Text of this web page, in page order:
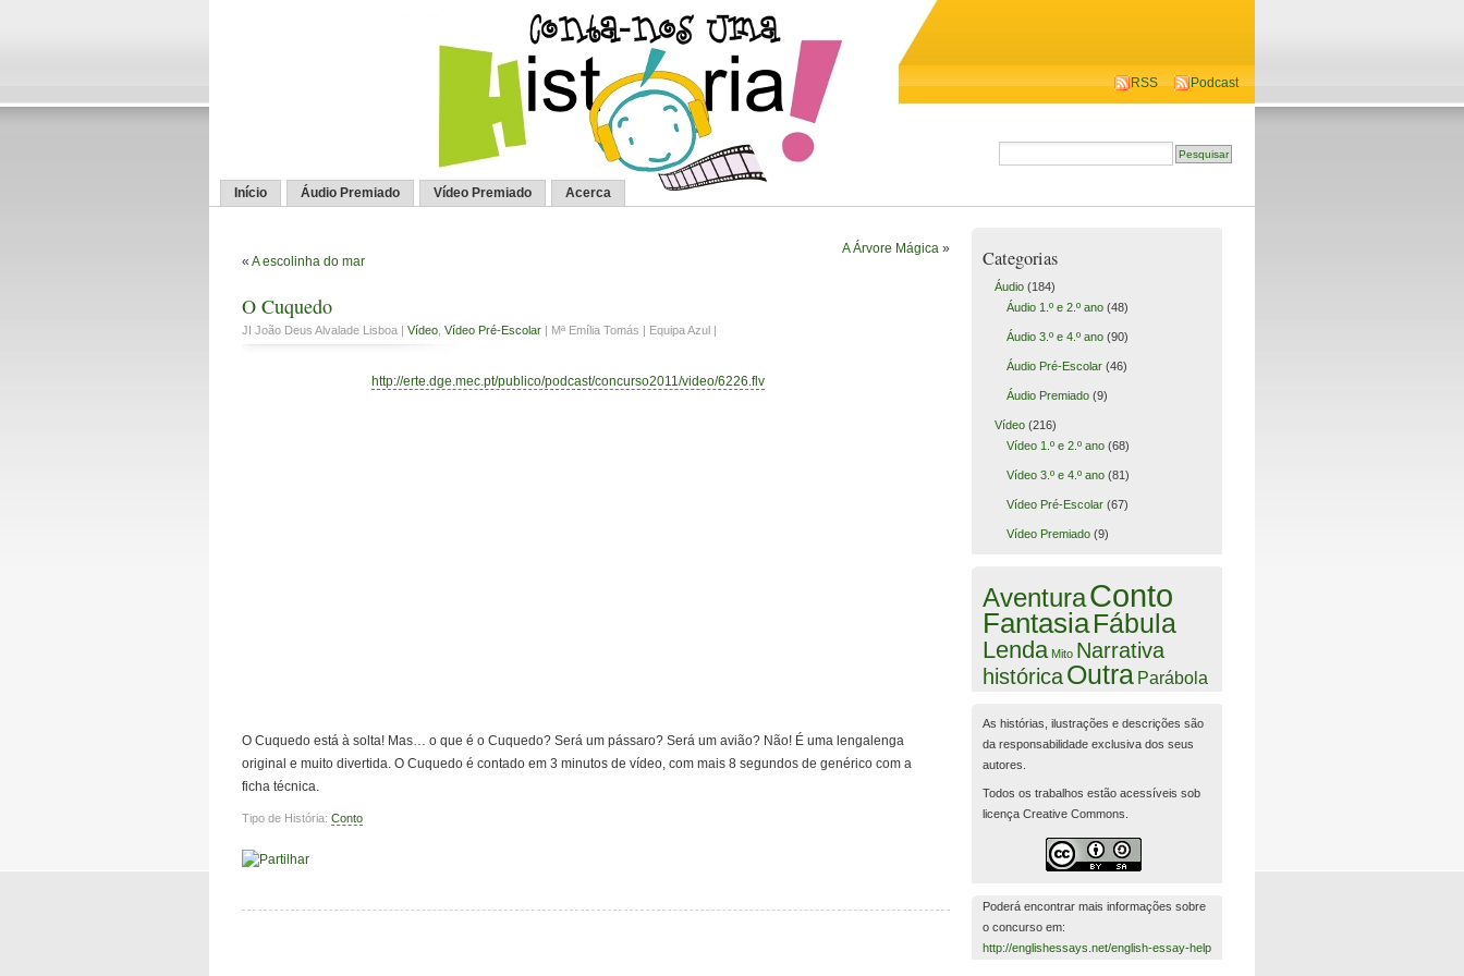
RSS Podcast
Início Áudio Premiado Vídeo Premiado Acerca
« A escolinha do mar
A Árvore Mágica »
O Cuquedo
JI João Deus Alvalade Lisboa | Vídeo Vídeo Pré-Escolar | Mª Emília Tomás | Equipa Azul |
http://erte.dge.mec.pt/publico/podcast/concurso2011/video/6226.flv
O Cuquedo está à solta! Mas… o que é o Cuquedo? Será um pássaro? Será um avião? Não! É uma lengalenga
original e muito divertida. O Cuquedo é contado em 3 minutos de vídeo, com mais 8 segundos de genérico com a
ficha técnica.
Tipo de História: Conto
Categorias
Áudio(184)
Áudio 1.º e 2.º ano(48)
Áudio 3.º e 4.º ano(90)
Áudio Pré-Escolar(46)
Áudio Premiado(9)
Vídeo(216)
Vídeo 1.º e 2.º ano(68)
Vídeo 3.º e 4.º ano(81)
Vídeo Pré-Escolar(67)
Vídeo Premiado(9)
AventuraConto
FantasiaFábula
Lenda Mito Narrativa
históricaOutra Parábola
As histórias, ilustrações e descrições são
da responsabilidade exclusiva dos seus
autores.
Todos os trabalhos estão acessíveis sob
licença Creative Commons.
Poderá encontrar mais informações sobre
o concurso em:
http://englishessays.net/english-essay-help